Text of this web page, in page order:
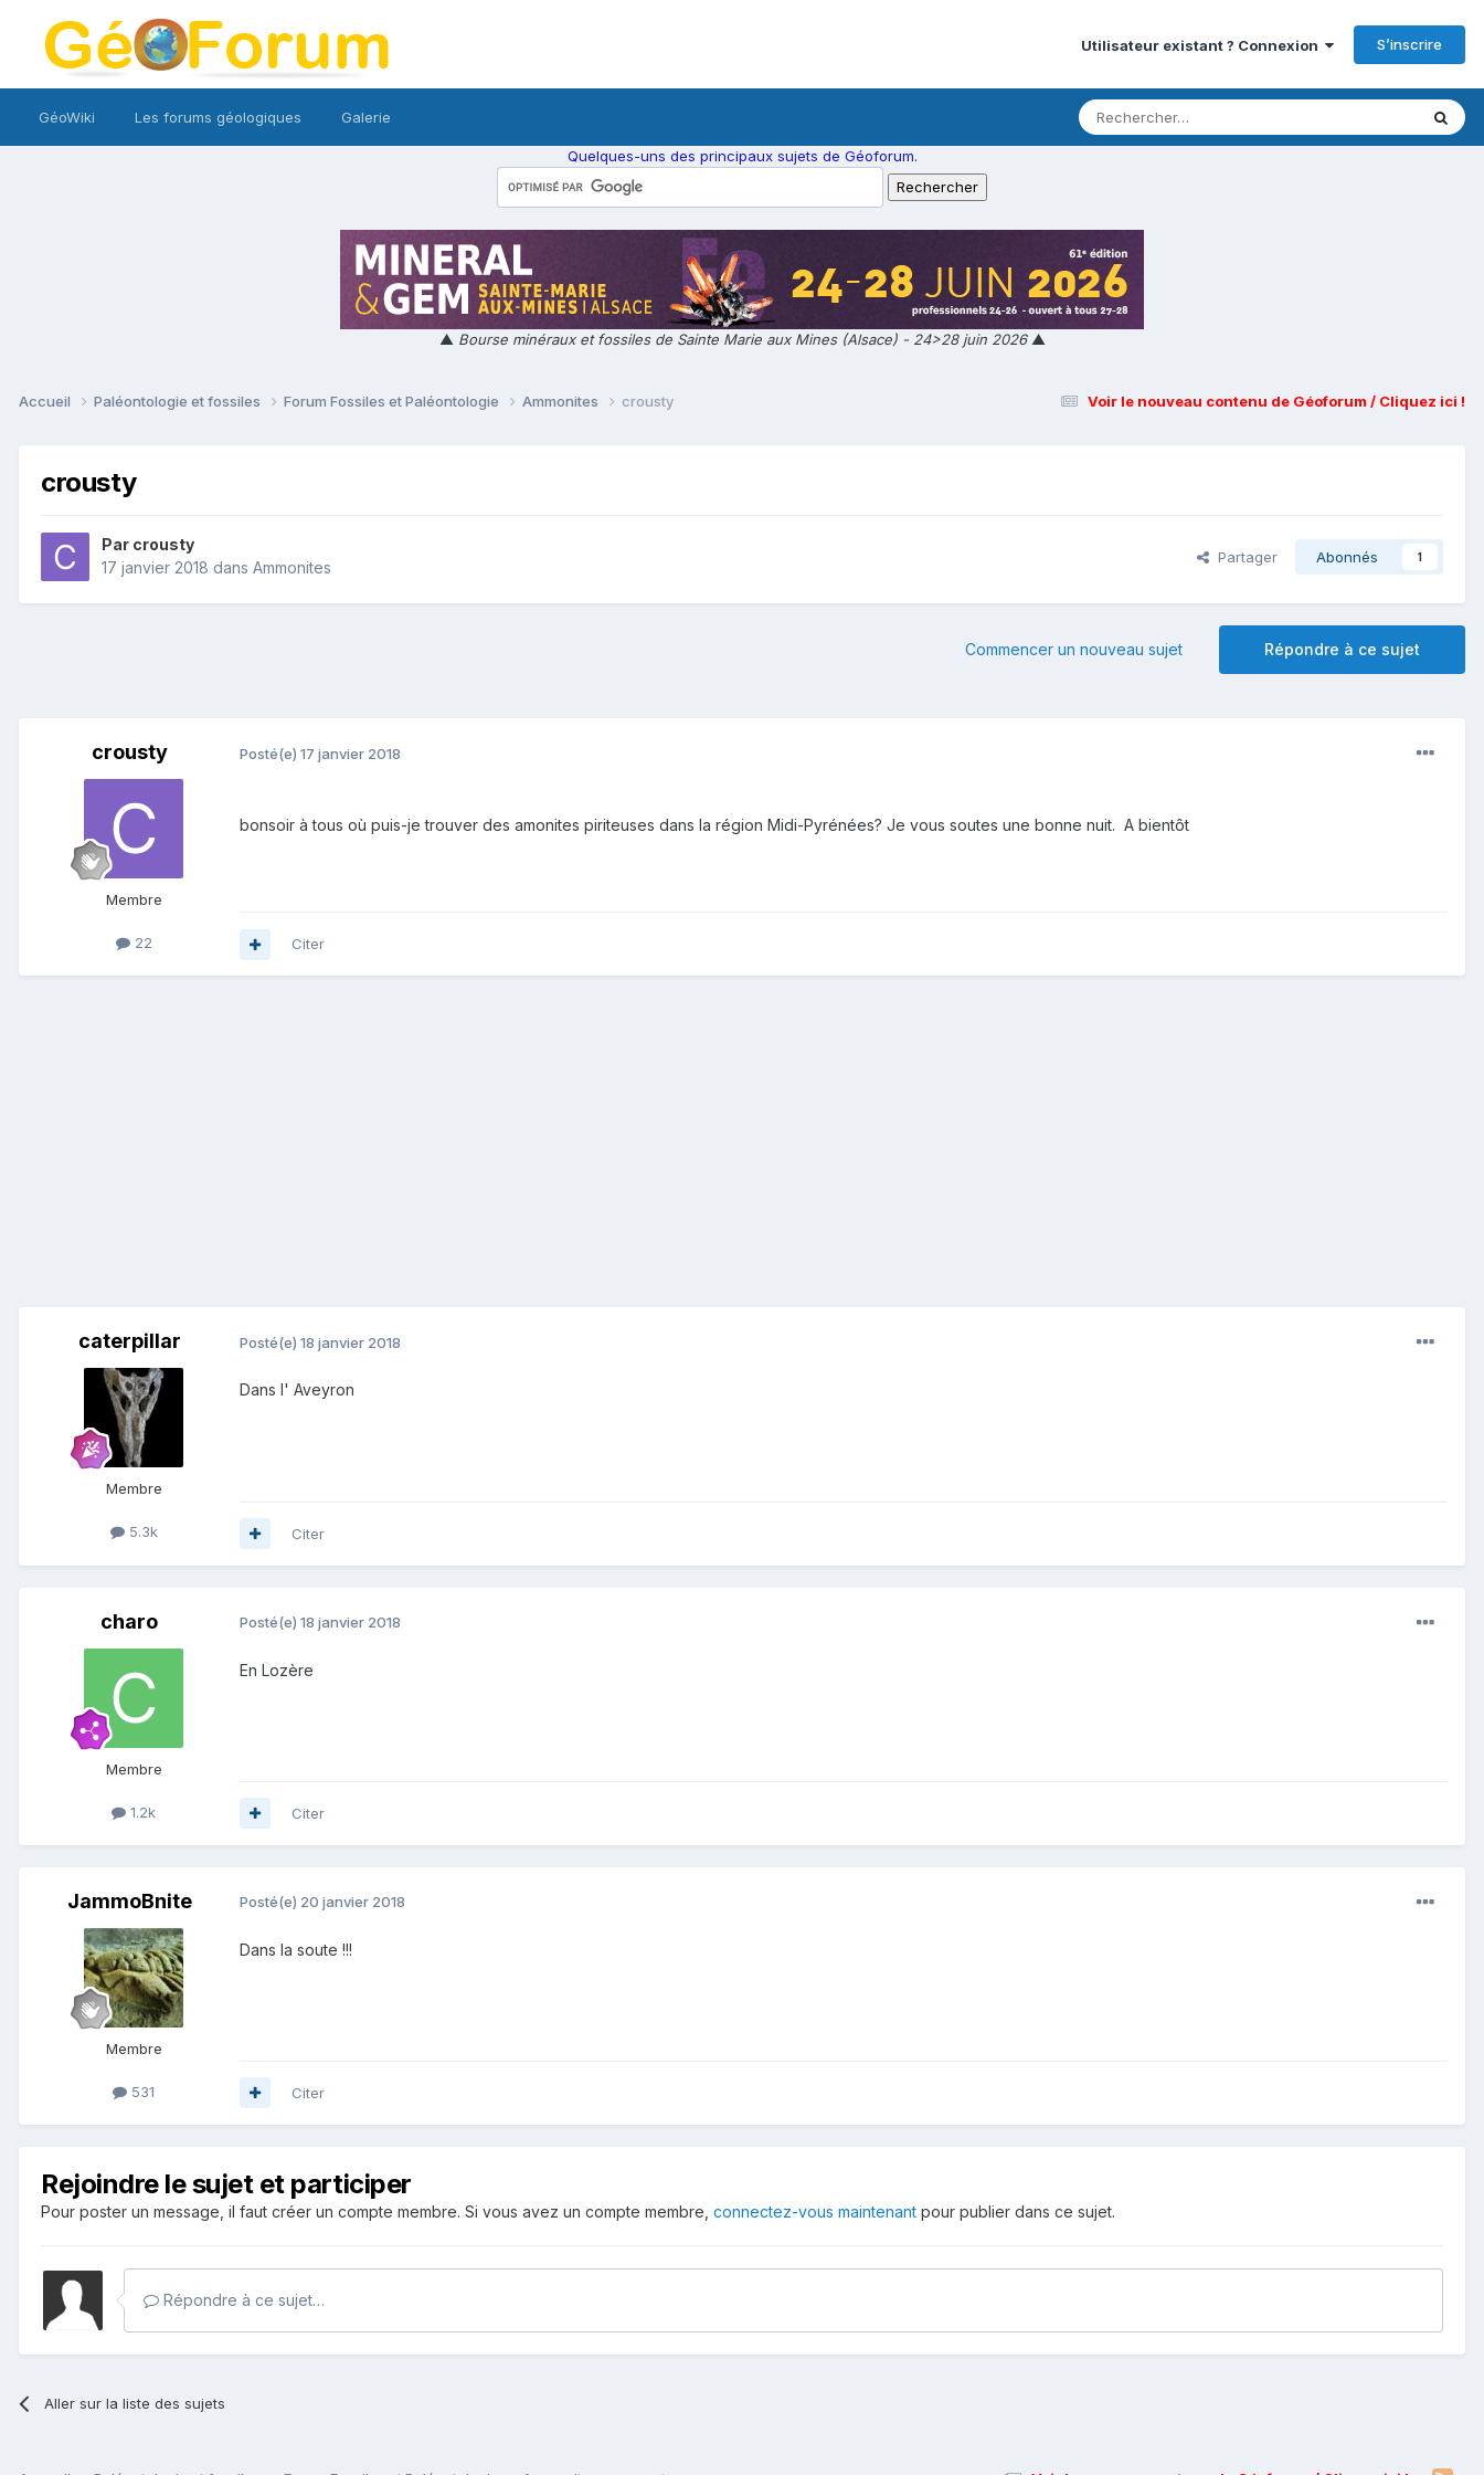
Utilisateur existant ? Connexion S’inscrire
GéoWiki Les forums géologiques Galerie
Quelques-uns des principaux sujets de Géoforum.
▲ Bourse minéraux et fossiles de Sainte Marie aux Mines (Alsace) - 24>28 juin 2026▲
Voir le nouveau contenu de Géoforum / Cliquez ici !
Accueil Paléontologie et fossiles Forum Fossiles et Paléontologie Ammonites crousty
crousty
Par crousty
17 janvier 2018 dans Ammonites
Partager Abonnés 1
Répondre à ce sujet
Commencer un nouveau sujet
crousty
Membre
22
Posté(e) 17 janvier 2018
bonsoir à tous où puis-je trouver des amonites piriteuses dans la région Midi-Pyrénées? Je vous soutes une bonne nuit. A bientôt
Citer
caterpillar
Membre
5.3k
Posté(e) 18 janvier 2018
Dans l' Aveyron
Citer
charo
Membre
1.2k
Posté(e) 18 janvier 2018
En Lozère
Citer
JammoBnite
Membre
531
Posté(e) 20 janvier 2018
Dans la soute !!!
Citer
Rejoindre le sujet et participer
Pour poster un message, il faut créer un compte membre. Si vous avez un compte membre, connectez-vous maintenant pour publier dans ce sujet.
Répondre à ce sujet…
Aller sur la liste des sujets